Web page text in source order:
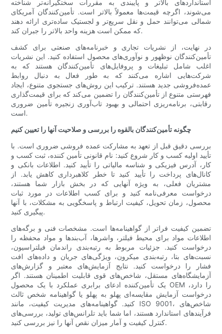
استانداردهای بالاتر و پایبندی به مقررات سختگیرانه‌تر شناخته
می‌شوند، اگرچه قیمت‌ها معمولاً بالاتر است. تأمین‌کنندگان آمریکای
شمالی می‌توانند حمل و نقل سریع‌تر و لجستیک ساده‌تری ارائه دهند
که ممکن است هزینه واحد بالاتر را جبران کند.
در نهایت، از نشریات تجاری و خبرنامه‌های صنعتی برای کشف
تأمین‌کنندگان نوظهور و نوآوری‌های محصول استفاده کنید. این نشریات
اغلب شامل تبلیغات و پروفایل‌های تأمین‌کنندگان هستند که به
شرکت‌هایی اشاره می‌کنند که به طور فعال به دنبال روابط
عمده‌فروشی جدید هستند. ترکیب این روش‌های جستجوی متنوع، ایجاد
فهرستی متنوع از تأمین‌کنندگان را تضمین می‌کند که برای قیمت‌گذاری
رقابتی، برنامه‌ریزی احتمالی و بهبود تاب‌آوری زنجیره تأمین ضروری
است.
چگونه تأمین‌کنندگان بالقوه را بررسی و صلاحیت آنها را تعیین کنیم
بررسی دقیق قبل از تعهد به مشارکت عمده فروشی ضروری است. با
تأیید اولیه کسب و کار شروع کنید: نام قانونی تأمین کننده، ثبت کسب و
کار، آدرس فیزیکی و شناسه مالیاتی را تأیید کنید. اطلاعات بانکی و
کانال‌های پرداخت را تأیید کنید تا خطر کلاهبرداری کاهش یابد. از
مشتریان فعلی، به ویژه آنهایی که در بخش بازار شما هستند،
درخواست معرفی‌نامه کنید و برای کسب اطلاعات در مورد ثبات
محصول، زمان تحویل، کیفیت ارتباط و پاسخگویی به مشکلات، با آنها
پیگیری کنید.
تضمین کیفیت فراتر از گواهینامه‌ها است. مشخصات فنی و برگه‌های
اطلاعات مواد برای محیط فیلتر، واشرها، آب‌بندها و مواد محفظه را
درخواست کنید. جزئیات مربوط به رتبه‌بندی راندمان فیلتراسیون،
نسبت‌های بتا، رتبه‌بندی میکرون، ویژگی‌های جریان و داده‌های افت
فشار را درخواست کنید. نتایج آزمایش‌های معتبر و گزارش‌های
آزمایشگاه‌های مستقل، شاخص‌های قوی قابلیت اطمینان هستند. اگر
یک تأمین‌کننده ادعای برابری عملکرد با یک محصول OEM را دارد،
درخواست آزمایش مقایسه‌ای پهلو به پهلو یا گواهینامه شخص ثالث
کنید. گواهینامه‌های مدیریت کیفیت، مانند ISO 9001، شاخص‌های
فرآیندهای استاندارد هستند، اما شما باید تلرانس‌های تولید، بررسی‌های
کنترل کیفیت و آمار میزان نقص آنها را نیز بررسی کنید.